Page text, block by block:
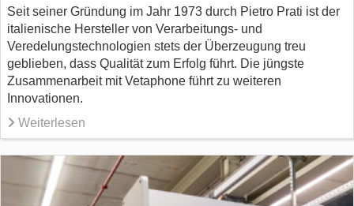
Seit seiner Gründung im Jahr 1973 durch Pietro Prati ist der
italienische Hersteller von Verarbeitungs- und
Veredelungstechnologien stets der Überzeugung treu
geblieben, dass Qualität zum Erfolg führt. Die jüngste
Zusammenarbeit mit Vetaphone führt zu weiteren
Innovationen.
Weiterlesen